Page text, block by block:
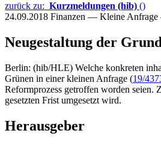
zurück zu: Kurzmeldungen (hib) ()
24.09.2018 Finanzen — Kleine
Neugestaltung der
Berlin: (hib/HLE) Welche konkreten
Grünen in einer kleinen Anfrage (19/
Reformprozess getroffen worden seien.
gesetzten Frist umgesetzt wird.
Herausgeber